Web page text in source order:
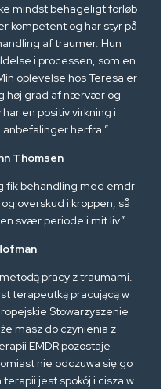
mindst behageligt forløb
kompetent og har styr på
af traumer. Hun
i processen, som en
oplevelse hos Teresa er
høj grad af nærvær og
en positiv virkning i
herfra.”
Thomsen
fik behandling med emdr
overskud i kroppen, så
svær periode i mit liv”
pracy z traumami.
terapeutką pracującą w
Stowarzyszenie
masz do czynienia z
EMDR pozostaje
nie odczuwa się go
jest spokój i cisza w